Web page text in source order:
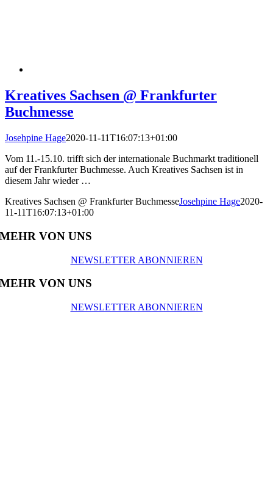
Kreatives Sachsen @ Frankfurter
Buchmesse
Josehpine Hage2020-11-11T16:07:13+01:00
Vom 11.-15.10. trifft sich der internationale Buchmarkt traditionell
auf der Frankfurter Buchmesse. Auch Kreatives Sachsen ist in
diesem Jahr wieder …
Kreatives Sachsen @ Frankfurter BuchmesseJosehpine Hage2020-
11-11T16:07:13+01:00
MEHR VON UNS
NEWSLETTER ABONNIEREN
MEHR VON UNS
NEWSLETTER ABONNIEREN